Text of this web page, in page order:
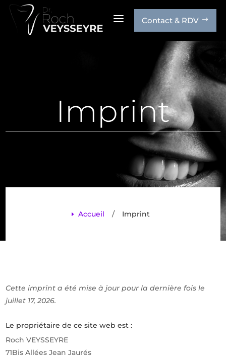
a Contact & RDV $
Imprint
E Accueil / Imprint
Cette imprint a été mise à jour pour la dernière fois le
juillet 17, 2026.
Le propriétaire de ce site web est :
Roch VEYSSEYRE
71Bis Allées Jean Jaurés